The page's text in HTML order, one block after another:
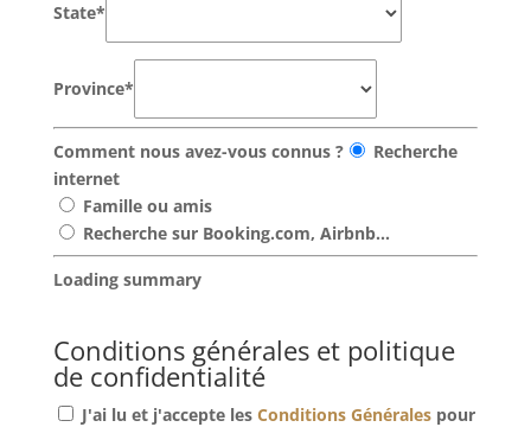
State*
Province*
Comment nous avez-vous connus ?
Recherche
internet
Famille ou amis
Recherche sur Booking.com, Airbnb...
Loading summary
Conditions générales et politique
de confidentialité
J'ai lu et j'accepte les Conditions Généralespour